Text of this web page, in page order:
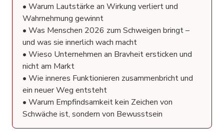
• Warum Lautstärke an Wirkung verliert und
Wahrnehmung gewinnt
• Was Menschen 2026 zum Schweigen bringt –
und was sie innerlich wach macht
• Wieso Unternehmen an Bravheit ersticken und
nicht am Markt
• Wie inneres Funktionieren zusammenbricht und
ein neuer Weg entsteht
• Warum Empfindsamkeit kein Zeichen von
Schwäche ist, sondern von Bewusstsein